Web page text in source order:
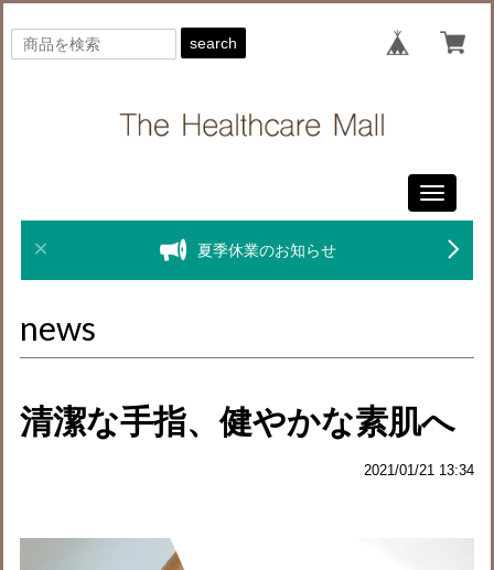
search
Toggle
夏季休業のお知らせ
news
清潔な手指、健やかな素肌へ
2021/01/21 13:34